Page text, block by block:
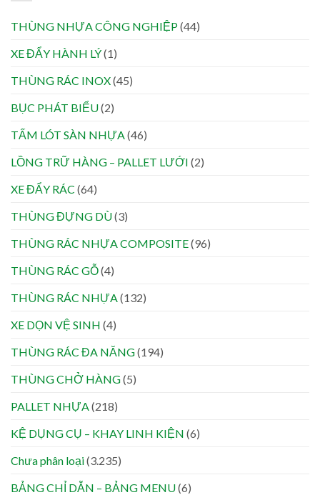
THÙNG NHỰA CÔNG NGHIỆP(44)
XE ĐẨY HÀNH LÝ(1)
THÙNG RÁC INOX(45)
BỤC PHÁT BIỂU(2)
TẤM LÓT SÀN NHỰA(46)
LỒNG TRỮ HÀNG – PALLET LƯỚI (2)
XE ĐẨY RÁC (64)
THÙNG ĐỰNG DÙ(3)
THÙNG RÁC NHỰA COMPOSITE(96)
THÙNG RÁC GỖ(4)
THÙNG RÁC NHỰA(132)
XE DỌN VỆ SINH (4)
THÙNG RÁC ĐA NĂNG(194)
THÙNG CHỞ HÀNG(5)
PALLET NHỰA(218)
KỆ DỤNG CỤ – KHAY LINH KIỆN (6)
Chưa phân loại(3.235)
BẢNG CHỈ DẪN – BẢNG MENU(6)